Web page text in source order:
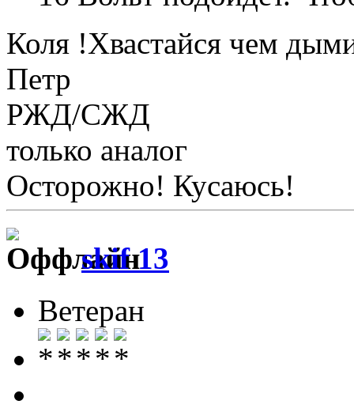
Коля !Хвастайся чем
Петр
РЖД/СЖД
только аналог
Осторожно! Кусаюсь!
skif 13
Ветеран